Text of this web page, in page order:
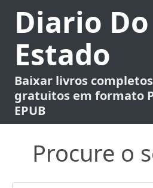
Diario Do
Estado
Baixar livros completos
gratuitos em formato
EPUB
Procure o